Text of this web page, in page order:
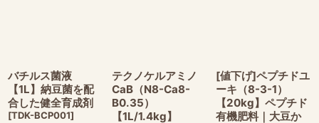
バチルス菌液
【1L】納豆菌を配
合した健全育成剤
[TDK-BCP001]
テクノケルアミノ
CaB（N8-Ca8-
B0.35）
【1L/1.4kg】
[値下げ]ペプチドユ
ーキ（8-3-1）
【20kg】ペプチド
有機肥料｜大豆か